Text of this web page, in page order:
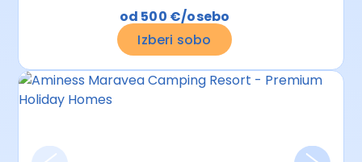
od 500 €/osebo
Izberi sobo